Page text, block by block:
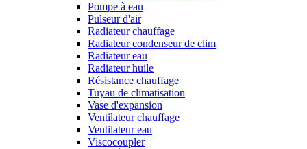
Pompe à eau
Pulseur d'air
Radiateur chauffage
Radiateur condenseur de clim
Radiateur eau
Radiateur huile
Résistance chauffage
Tuyau de climatisation
Vase d'expansion
Ventilateur chauffage
Ventilateur eau
Viscocoupler